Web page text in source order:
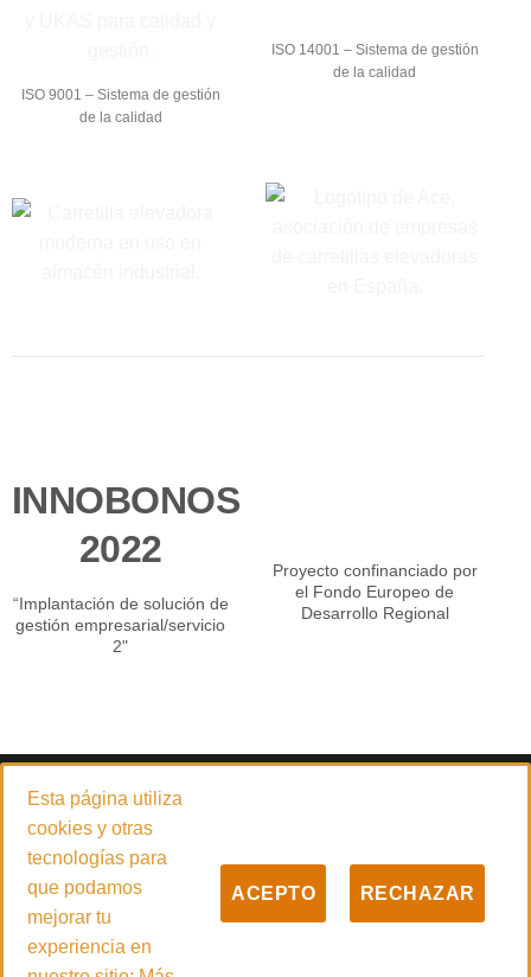
ISO 9001 – Sistema de gestión
de la calidad
ISO 14001 – Sistema de gestión
de la calidad
INNOBONOS
2022
“Implantación de solución de
gestión empresarial/servicio
2"
Proyecto confinanciado por
el Fondo Europeo de
Desarrollo Regional
© 2026PADILLA CARRETILLAS ELEVADORAS 4.0 S.L.
Empresa especializada en la venta y servicio técnico de carretillas
elevadoras, maquinaria de limpieza y desinfección, manipulación
industrial y grupos electrógenos con sede central en Güímar
(Santa Cruz de Tenerife).
Esta página utiliza
cookies y otras
tecnologías para
que podamos
mejorar tu
experiencia en
ACEPTO RECHAZAR